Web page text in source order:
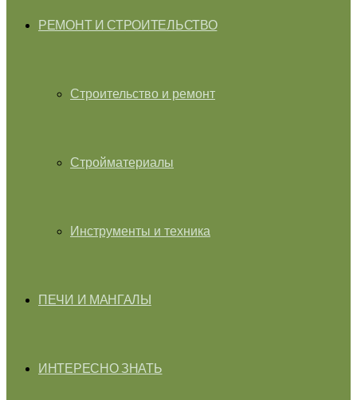
РЕМОНТ И СТРОИТЕЛЬСТВО
Строительство и ремонт
Стройматериалы
Инструменты и техника
ПЕЧИ И МАНГАЛЫ
ИНТЕРЕСНО ЗНАТЬ